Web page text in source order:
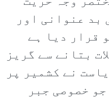
بد عنوانی اور
قرار دیا ہے
بتانے سے گریز
نے کشمیر پر
خصوصی جبر